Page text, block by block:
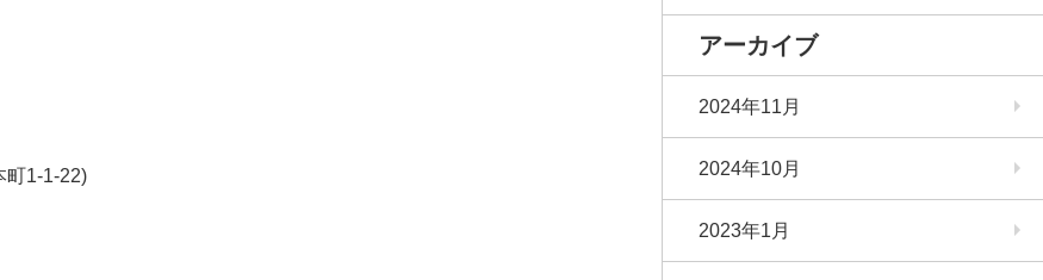
1-1-22)
アーカイブ
2024年11月
2024年10月
2023年1月